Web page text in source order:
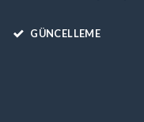
GÜNCELLEME